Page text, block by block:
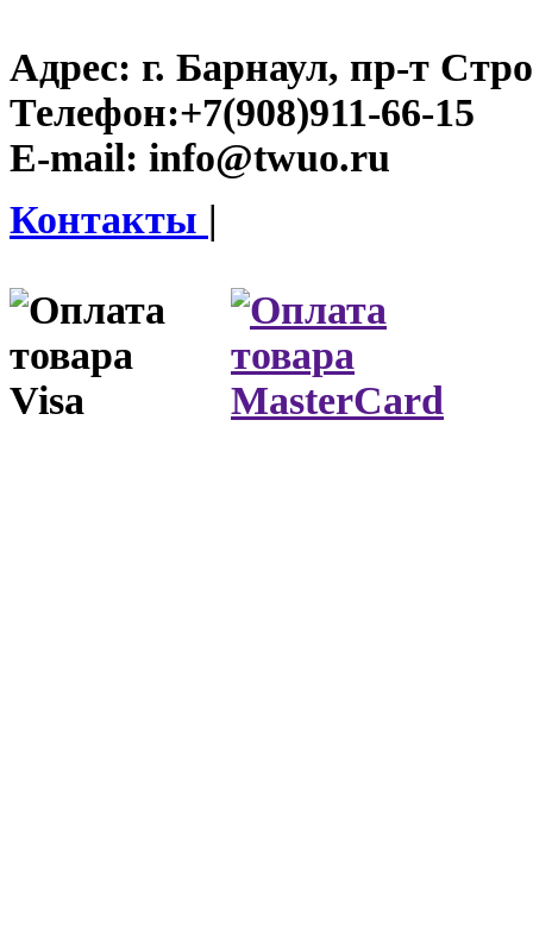
Адрес: г. Барнаул, пр-т
Телефон:+7(908)911-66-15
E-mail: info@twuo.ru
Контакты |